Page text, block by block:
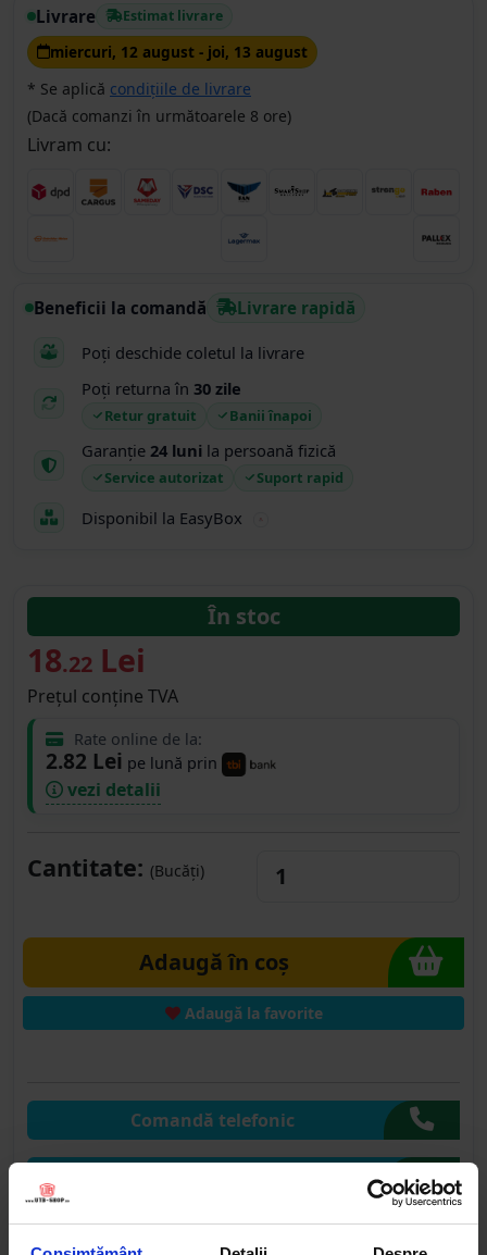
Livrare Estimat livrare
miercuri, 12 august - joi, 13 august
* Se aplică condițiile de livrare
(Dacă comanzi în următoarele 8 ore)
Livram cu:
Beneficii la comandă Livrare rapidă
Poți deschide coletul la livrare
Poți returna în 30 zile
Retur gratuit Banii înapoi
Garanție 24 luni la persoană fizică
Service autorizat Suport rapid
Disponibil la EasyBox
În stoc
18.22 Lei
Prețul conține TVA
Rate online de la:
2.82 Lei pe lună prin
vezi detalii
Cantitate: (Bucăți)
Adaugă în coș
Adaugă la favorite
Comandă telefonic